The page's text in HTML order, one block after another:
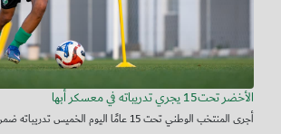
الأخضر تحت15 يجري تدريباته في معسكر أبها
أجرى المنتخب الوطني تحت 15 عامًا اليوم الخميس تدريباته ضمن معسكره الإع...